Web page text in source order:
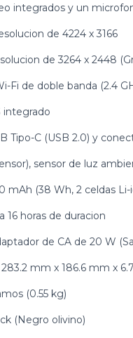
integrados y un
de 4224 x 3166
de 3264 x 2448
Fi de doble banda (2.4
integrado
Tipo-C (USB 2.0) y
sensor de luz
mAh (38 Wh, 2 celdas Li-
16 horas de duracion
de CA de 20 W
283.2 mm x 186.6 mm x
(0.55 kg)
(Negro olivino)